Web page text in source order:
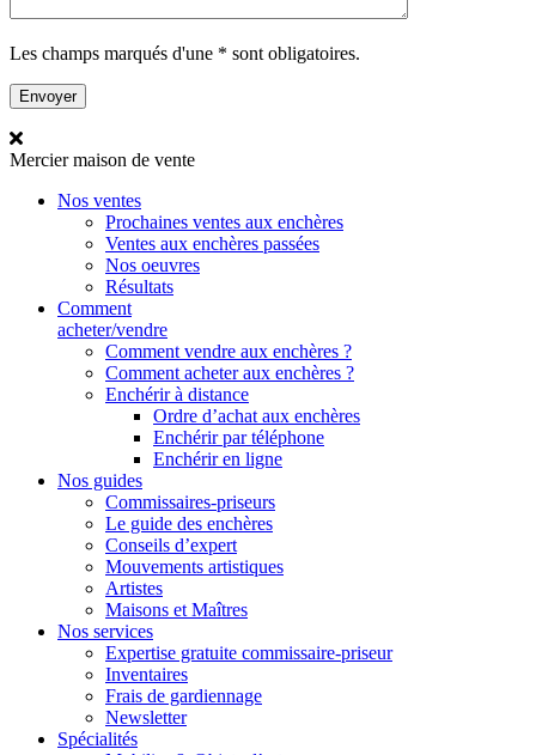
Les champs marqués d'une * sont obligatoires.
Merciermaison de vente
Nos ventes
Prochaines ventes aux enchères
Ventes aux enchères passées
Nos oeuvres
Résultats
Comment
acheter/vendre
Comment vendre aux enchères ?
Comment acheter aux enchères ?
Enchérir à distance
Ordre d’achat aux enchères
Enchérir par téléphone
Enchérir en ligne
Nos guides
Commissaires-priseurs
Le guide des enchères
Conseils d’expert
Mouvements artistiques
Artistes
Maisons et Maîtres
Nos services
Expertise gratuite commissaire-priseur
Inventaires
Frais de gardiennage
Newsletter
Spécialités